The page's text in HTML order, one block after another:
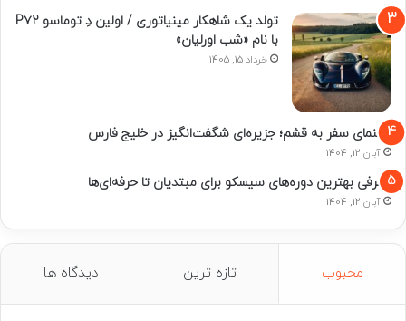
تولد یک شاهکار مینیاتوری / اولین دِ توماسو P۷۲
با نام «شب اورلیان»
خرداد 15, 1405
راهنمای سفر به قشم؛ جزیره‌ای شگفت‌انگیز در خلیج فارس
آبان 12, 1404
معرفی بهترین دوره‌های سیسکو برای مبتدیان تا حرفه‌ای‌ها
آبان 12, 1404
محبوب تازه ترین دیدگاه ها